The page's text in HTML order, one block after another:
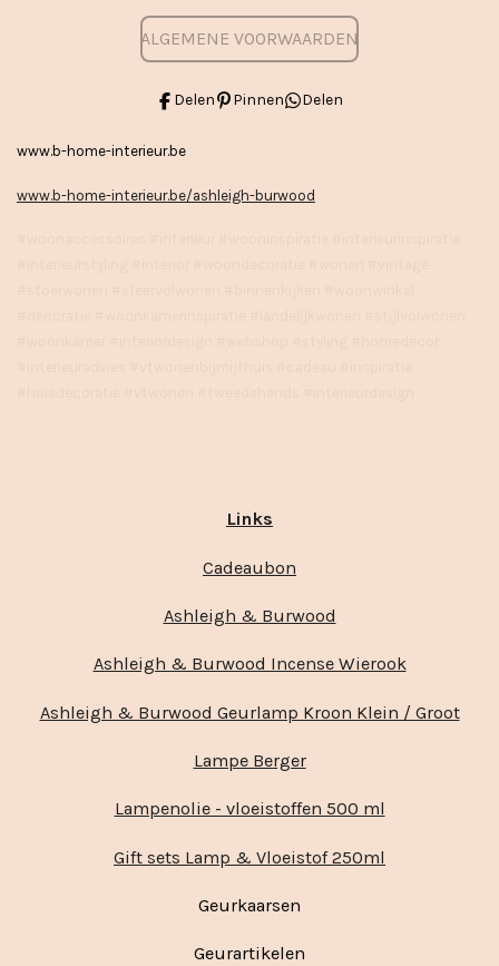
ALGEMENE VOORWAARDEN
Delen Pinnen Delen
www.b-home-interieur.be
www.b-home-interieur.be/ashleigh-burwood
Links
Cadeaubon
Ashleigh & Burwood
Ashleigh & Burwood Incense Wierook
Ashleigh & Burwood Geurlamp Kroon Klein / Groot
Lampe Berger
Lampenolie - vloeistoffen 500 ml
Gift sets Lamp & Vloeistof 250ml
Geurkaarsen
Geurartikelen